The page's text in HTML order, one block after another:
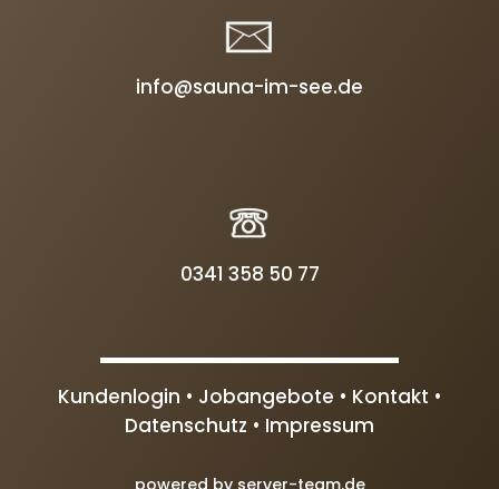
info@sauna-im-see.de
0341 358 50 77
Kundenlogin • Jobangebote • Kontakt •
Datenschutz • Impressum
powered by server-team.de